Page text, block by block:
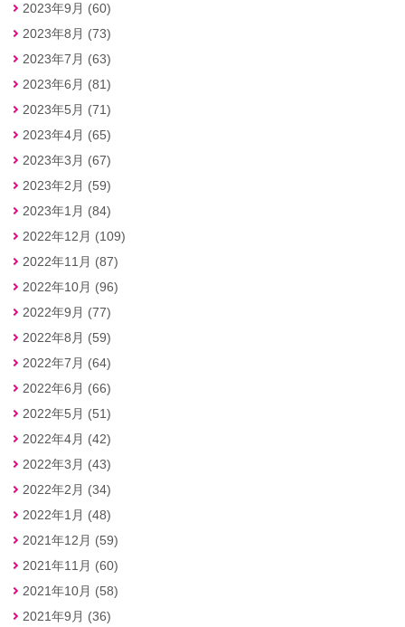
2023年9月 (60)
2023年8月 (73)
2023年7月 (63)
2023年6月 (81)
2023年5月 (71)
2023年4月 (65)
2023年3月 (67)
2023年2月 (59)
2023年1月 (84)
2022年12月 (109)
2022年11月 (87)
2022年10月 (96)
2022年9月 (77)
2022年8月 (59)
2022年7月 (64)
2022年6月 (66)
2022年5月 (51)
2022年4月 (42)
2022年3月 (43)
2022年2月 (34)
2022年1月 (48)
2021年12月 (59)
2021年11月 (60)
2021年10月 (58)
2021年9月 (36)